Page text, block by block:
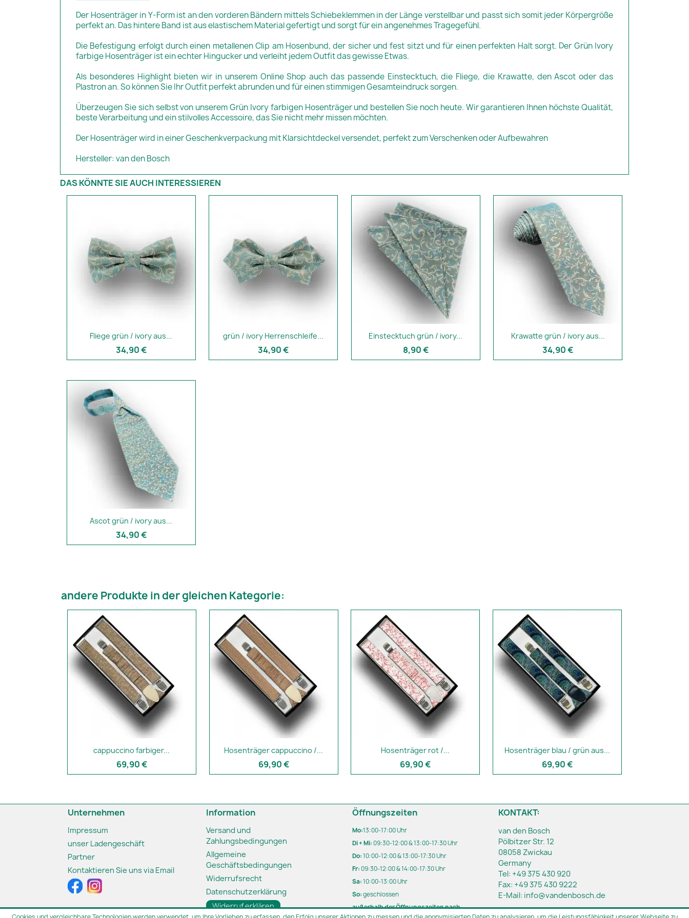
Der Hosenträger in Y-Form ist an den vorderen Bändern mittels Schiebeklemmen in der Länge verstellbar und passt sich somit jeder Körpergröße
perfekt an. Das hintere Band ist aus elastischem Material gefertigt und sorgt für ein angenehmes Tragegefühl.
Die Befestigung erfolgt durch einen metallenen Clip am Hosenbund, der sicher und fest sitzt und für einen perfekten Halt sorgt. Der Grün Ivory
farbige Hosenträger ist ein echter Hingucker und verleiht jedem Outfit das gewisse Etwas.
Als besonderes Highlight bieten wir in unserem Online Shop auch das passende Einstecktuch, die Fliege, die Krawatte, den Ascot oder das
Plastron an. So können Sie Ihr Outfit perfekt abrunden und für einen stimmigen Gesamteindruck sorgen.
Überzeugen Sie sich selbst von unserem Grün Ivory farbigen Hosenträger und bestellen Sie noch heute. Wir garantieren Ihnen höchste Qualität,
beste Verarbeitung und ein stilvolles Accessoire, das Sie nicht mehr missen möchten.
Der Hosenträger wird in einer Geschenkverpackung mit Klarsichtdeckel versendet, perfekt zum Verschenken oder Aufbewahren
Hersteller: van den Bosch
DAS KÖNNTE SIE AUCH INTERESSIEREN
Fliege grün / ivory aus...
34,90 €
grün / ivory Herrenschleife...
34,90 €
Einstecktuch grün / ivory...
8,90 €
Krawatte grün / ivory aus...
34,90 €
Ascot grün / ivory aus...
34,90 €
andere Produkte in der gleichen Kategorie:
cappuccino farbiger...
69,90 €
Hosenträger cappuccino /...
69,90 €
Hosenträger rot /...
69,90 €
Hosenträger blau / grün aus...
69,90 €
Unternehmen
Impressum
unser Ladengeschäft
Partner
Kontaktieren Sie uns via Email
Information
Versand und
Zahlungsbedingungen
Allgemeine
Geschäftsbedingungen
Widerrufsrecht
Datenschutzerklärung
Widerruf erklären
Öffnungszeiten
Mo:13:00-17:00 Uhr
Di + Mi:09:30-12:00 & 13:00-17:30 Uhr
Do:10:00-12:00 & 13:00-17:30 Uhr
Fr:09:30-12:00 & 14:00-17:30 Uhr
Sa:10:00-13:00 Uhr
So:geschlossen
außerhalb der Öffnungszeiten nach
KONTAKT:
van den Bosch
Pölbitzer Str. 12
08058 Zwickau
Germany
Tel: +49 375 430 920
Fax: +49 375 430 9222
E-Mail: info@vandenbosch.de